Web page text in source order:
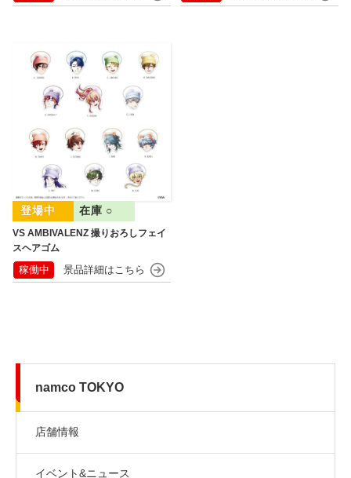
VS AMBIVALENZ 撮りおろしフェイ
スヘアゴム
在庫 ○
稼働中
namco TOKYO
店舗情報
イベント&ニュース